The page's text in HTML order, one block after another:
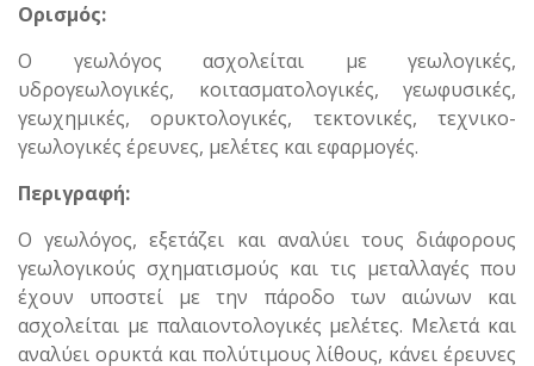
Ορισμός:
Ο γεωλόγος ασχολείται με γεωλογικές,
υδρογεωλογικές, κοιτασματολογικές, γεωφυσικές,
γεωχημικές, ορυκτολογικές, τεκτονικές, τεχνικο-
γεωλογικές έρευνες, μελέτες και εφαρμογές.
Περιγραφή:
Ο γεωλόγος, εξετάζει και αναλύει τους διάφορους
γεωλογικούς σχηματισμούς και τις μεταλλαγές που
έχουν υποστεί με την πάροδο των αιώνων και
ασχολείται με παλαιοντολογικές μελέτες. Μελετά και
αναλύει ορυκτά και πολύτιμους λίθους, κάνει έρευνες